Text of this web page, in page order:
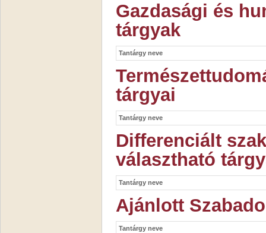
Gazdasági és
tárgyak
Tantárgy neve
tárgyai
Tantárgy neve
Differenciált
választható
Tantárgy neve
Ajánlott
Tantárgy neve